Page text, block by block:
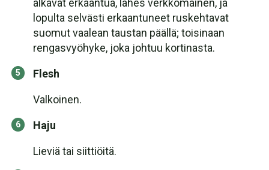
alkavat erkaantua, lähes verkkomainen, ja
lopulta selvästi erkaantuneet ruskehtavat
suomut vaalean taustan päällä; toisinaan
rengasvyöhyke, joka johtuu kortinasta.
Flesh
Valkoinen.
Haju
Lieviä tai siittiöitä.